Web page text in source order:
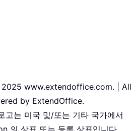
www.extendoffice.com. | All
by ExtendOffice.
는 미국 및/또는 기타 국가에서